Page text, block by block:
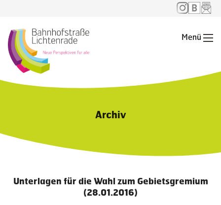
Menü
Archiv
Unterlagen für die Wahl zum Gebietsgremium
(28.01.2016)